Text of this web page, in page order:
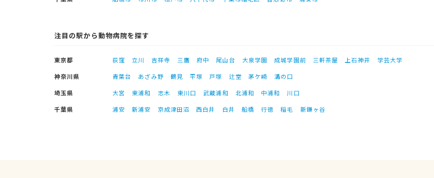
注目の駅から動物病院を探す
東京都 荻窪 立川 吉祥寺 三鷹 府中 尾山台 大泉学園 成城学園前 三軒茶屋 上石神井
学芸大学
神奈川県
青葉台 あざみ野 鶴見 平塚 戸塚 辻堂 茅ケ崎
溝の口
埼玉県
大宮 東浦和 志木 東川口 武蔵浦和 北浦和 中浦和
川口
千葉県
浦安 新浦安 京成津田沼 西白井 白井 船橋 行徳 稲毛 新鎌ヶ谷